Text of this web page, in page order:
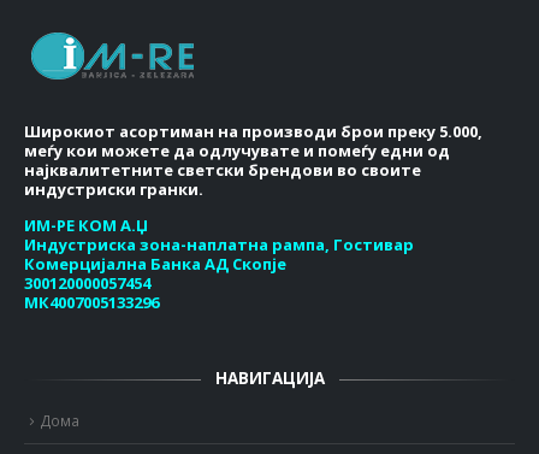
Широкиот асортиман на производи брои преку 5.000,
меѓу кои можете да одлучувате и помеѓу едни од
најквалитетните светски брендови во своите
индустриски гранки.
ИМ-РЕ КОМ А.Џ
Индустриска зона-наплатна рампа, Гостивар
Комерцијална Банка АД Скопје
300120000057454
МК4007005133296
НАВИГАЦИЈА
Дома